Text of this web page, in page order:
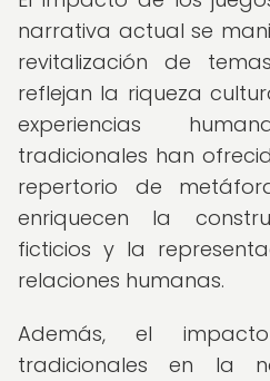
narrativa actual se
revitalización de
reflejan la riqueza
experiencias
tradicionales han
repertorio de
enriquecen la
ficticios y la
relaciones humanas.
Además, el
tradicionales en la